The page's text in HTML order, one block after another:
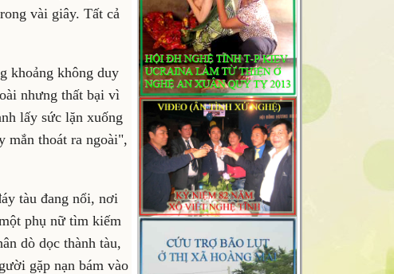
vài giây. Tất cả
khoảng không duy
nhưng thất bại vì
lấy sức lặn xuống
mắn thoát ra ngoài",
tàu đang nổi, nơi
phụ nữ tìm kiếm
dò dọc thành tàu,
gặp nạn bám vào